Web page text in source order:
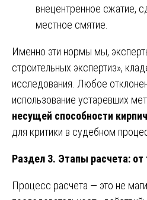
внецентренное сжатие,
местное смятие.
Именно эти нормы мы,
строительных экспертиз»,
исследования. Любое
использование устаревших
несущей способности
для критики в судебном
Раздел 3. Этапы расчета: от
Процесс расчета — это не